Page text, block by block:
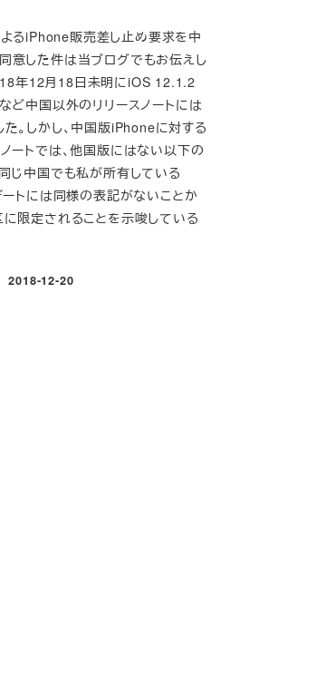
るiPhone販売差し止め要求を中
意した件は当ブログでもお伝えし
年12月18日未明にiOS 12.1.2
ど中国以外のリリースノートには
。しかし、中国版iPhoneに対する
ートでは、他国版にはない以下の
じ中国でも私が所有している
トには同様の表記がないことか
限定されることを示唆している
投稿日
2018-12-20